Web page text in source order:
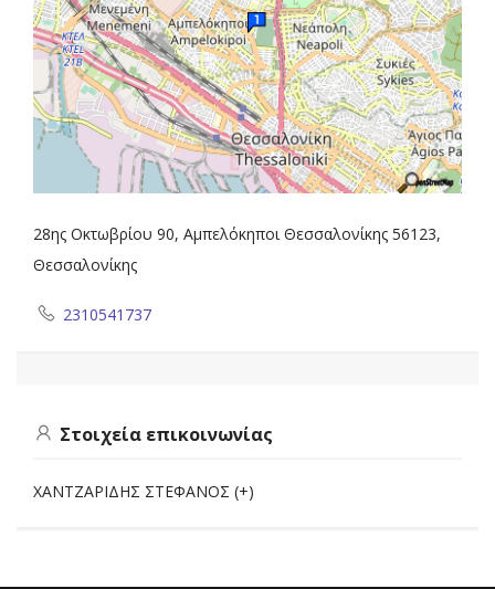
28ης Οκτωβρίου 90, Αμπελόκηποι Θεσσαλονίκης 56123,
Θεσσαλονίκης
2310541737
Στοιχεία επικοινωνίας
ΧΑΝΤΖΑΡΙΔΗΣ ΣΤΕΦΑΝΟΣ (+)